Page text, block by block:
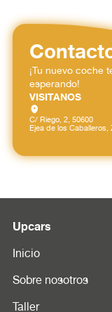
¡Tu nuevo coche
esperando!
VISITANOS
C/ Riego, 2, 50600
Ejea de los Caballeros,
Upcars
Inicio
Sobre nosotros
Taller